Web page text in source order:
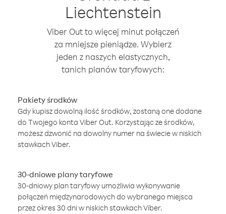
Liechtenstein
Viber Out to więcej minut połączeń
za mniejsze pieniądze. Wybierz
jeden z naszych elastycznych,
tanich planów taryfowych:
Pakiety środków
Gdy kupisz dowolną ilość środków, zostaną one dodane
do Twojego konta Viber Out. Korzystając ze środków,
możesz dzwonić na dowolny numer na świecie w niskich
stawkach Viber.
30-dniowe plany taryfowe
30-dniowy plan taryfowy umożliwia wykonywanie
połączeń międzynarodowych do wybranego miejsca
przez okres 30 dni w niskich stawkach Viber.